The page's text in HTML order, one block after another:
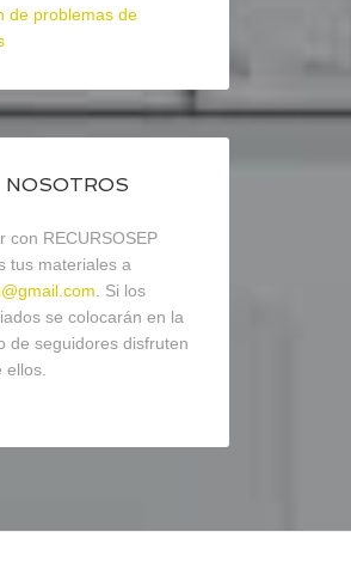
de problemas de
NOSOTROS
con RECURSOSEP
tus materiales a
. Si los
se colocarán en la
de seguidores disfruten
ellos.